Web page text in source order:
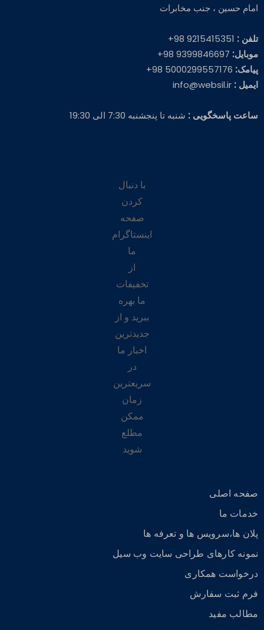
امام حسین ، جنب مخابرات
تلفن :
موبایل:
پیامک:
ایمیل :
ساعت پاسخگویی : شنبه تا پنجشنبه 7:30 الی 19:30
با دنبال
کردن
صفحه
اینستاگرام
ما
از
تخفیفات
ما بهره
ببرید و از
جدیدترین
اخبار ما
در
سریعترین
زمان
ممکن
مطلع
شوید
صفحه اصلی
خدمات ما
پلان ها،سرویس ها و تعرفه ها
نمونه کارهای طراحی سایت وب سیل
درخواست همکاری
فرم ثبت سفارش
مطالب مفید